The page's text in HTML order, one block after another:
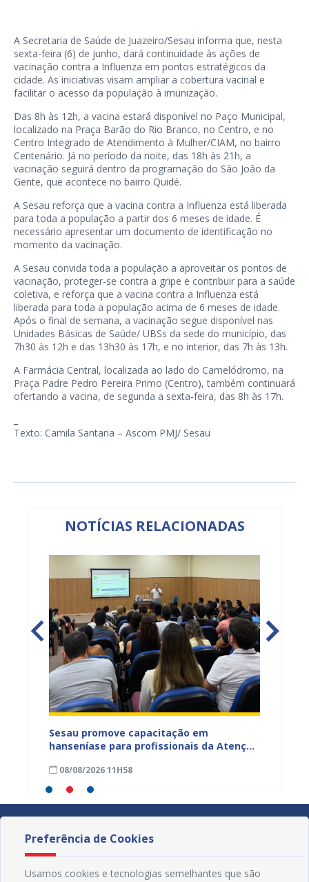
A Secretaria de Saúde de Juazeiro/Sesau informa que, nesta
sexta-feira (6) de junho, dará continuidade às ações de
vacinação contra a Influenza em pontos estratégicos da
cidade. As iniciativas visam ampliar a cobertura vacinal e
facilitar o acesso da população à imunização.
Das 8h às 12h, a vacina estará disponível no Paço Municipal,
localizado na Praça Barão do Rio Branco, no Centro, e no
Centro Integrado de Atendimento à Mulher/CIAM, no bairro
Centenário. Já no período da noite, das 18h às 21h, a
vacinação seguirá dentro da programação do São João da
Gente, que acontece no bairro Quidé.
A Sesau reforça que a vacina contra a Influenza está liberada
para toda a população a partir dos 6 meses de idade. É
necessário apresentar um documento de identificação no
momento da vacinação.
A Sesau convida toda a população a aproveitar os pontos de
vacinação, proteger-se contra a gripe e contribuir para a saúde
coletiva, e reforça que a vacina contra a Influenza está
liberada para toda a população acima de 6 meses de idade.
Após o final de semana, a vacinação segue disponível nas
Unidades Básicas de Saúde/ UBSs da sede do município, das
7h30 às 12h e das 13h30 às 17h, e no interior, das 7h às 13h.
A Farmácia Central, localizada ao lado do Camelódromo, na
Praça Padre Pedro Pereira Primo (Centro), também continuará
ofertando a vacina, de segunda a sexta-feira, das 8h às 17h.
Texto: Camila Santana – Ascom PMJ/ Sesau
NOTÍCIAS RELACIONADAS
Sesau promove capacitação em
hanseníase para profissionais da Atenção
08/08/2026 11H58
Preferência de Cookies
Usamos cookies e tecnologias semelhantes que são